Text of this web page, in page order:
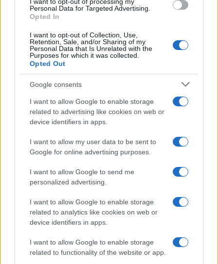
Personal Data for Targeted Advertising.
Opted In
I want to opt-out of Collection, Use,
Retention, Sale, and/or Sharing of my
Personal Data that Is Unrelated with the
Purposes for which it was collected.
Opted Out
Google consents
I want to allow Google to enable storage
related to advertising like cookies on web or
device identifiers in apps.
I want to allow my user data to be sent to
Google for online advertising purposes.
I want to allow Google to send me
personalized advertising.
I want to allow Google to enable storage
related to analytics like cookies on web or
device identifiers in apps.
I want to allow Google to enable storage
related to functionality of the website or app.
0,1794
0,1435
Julho de
0,1920
0,1824
$ 0,2227
0,2025
Agosto de
$
$
$ 0,2406
de 2022
0,2318
0,1901
0,2307
Outubro
$
$
Novembro
$
$
$ 0,3182
Dezembro
$
$
Previsão de preços para 2023
% De